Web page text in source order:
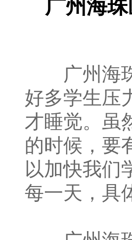
广州海
广州海珠
好多学生压
才睡觉。虽
的时候，要
以加快我们
每一天，具